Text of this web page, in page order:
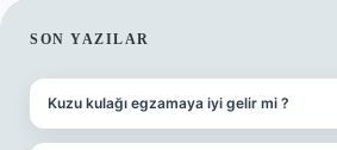
SIDEBAR
SON YAZILAR
Kuzu kulağı egzamaya iyi gelir mi ?